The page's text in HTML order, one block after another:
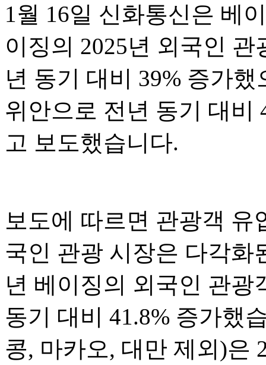
1월 16일 신화통신은 베
이징의 2025년 외국인
년 동기 대비 39% 증가
위안으로 전년 동기 대비
고 보도했습니다.
보도에 따르면 관광객
국인 관광 시장은 다각화
년 베이징의 외국인 관광
동기 대비 41.8% 증가했
콩, 마카오, 대만 제외)은